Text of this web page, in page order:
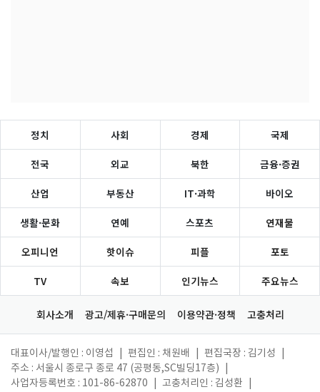
정치 사회 경제 국제
전국 외교 북한 금융·증권
산업 부동산 IT·과학 바이오
생활·문화 연예 스포츠 연재물
오피니언 핫이슈 피플 포토
TV 속보 인기뉴스 주요뉴스
회사소개 광고/제휴·구매문의 이용약관·정책 고충처리
대표이사/발행인 : 이영섭 편집인 : 채원배 편집국장 : 김기성
주소 : 서울시 종로구 종로 47 (공평동,SC빌딩17층)
사업자등록번호 : 101-86-62870
고충처리인 : 김성환